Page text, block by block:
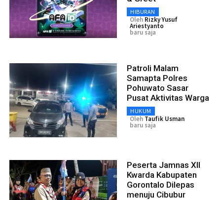
HIBURAN
Oleh Rizky Yusuf
Ariestyanto
baru saja
Patroli Malam
Samapta Polres
Pohuwato Sasar
Pusat Aktivitas Warga
HUKUM
Oleh Taufik Usman
baru saja
Peserta Jamnas XII
Kwarda Kabupaten
Gorontalo Dilepas
menuju Cibubur